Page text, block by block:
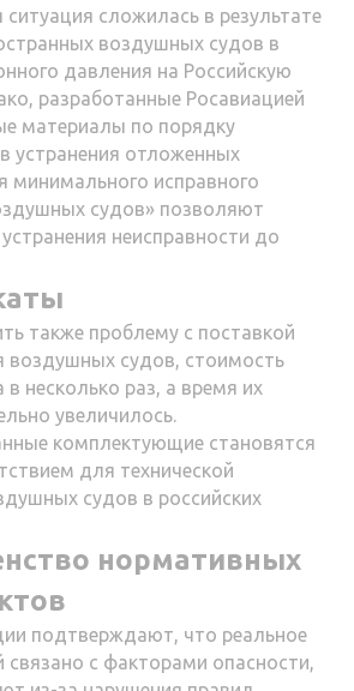
сложилась в результате
воздушных судов в
давления на Российскую
разработанные Росавиацией
материалы по порядку
устранения отложенных
минимального исправного
судов» позволяют
неисправности до
также проблему с поставкой
воздушных судов, стоимость
несколько раз, а время их
увеличилось.
комплектующие становятся
для технической
судов в российских
нормативных
подтверждают, что реальное
с факторами опасности,